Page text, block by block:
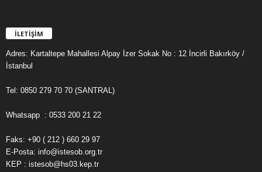
İLETİŞİM
Adres: Kartaltepe Mahallesi Alpay İzer Sokak No : 12 İncirli Bakırköy /
İstanbul
Tel: 0850 279 70 70 (SANTRAL)
Whatsapp : 0533 200 21 22
Faks: +90 ( 212 ) 660 29 97
E-Posta: info@istesob.org.tr
KEP : istesob@hs03.kep.tr